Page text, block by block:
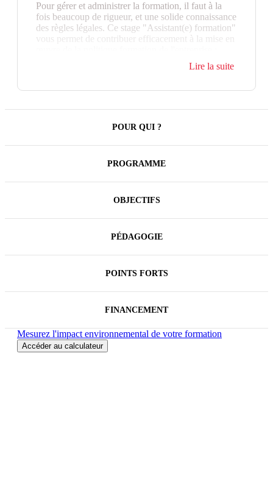
Pour gérer et administrer la formation, il faut à la
fois beaucoup de rigueur, et une solide connaissance
des règles légales. Ce stage "Assistant(e) formation"
vous permet de contribuer efficacement à la mise en
élaboration du plan de développement des
compétences, financement, accompagnement de
pouvez ainsi pleinement contribuer au
Lire la suite
POUR QUI ?
PROGRAMME
OBJECTIFS
PÉDAGOGIE
POINTS FORTS
FINANCEMENT
Mesurez l'impact environnemental de votre formation
Accéder au calculateur